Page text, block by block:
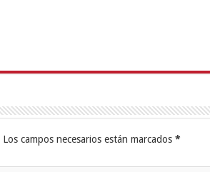
Los campos necesarios están marcados *